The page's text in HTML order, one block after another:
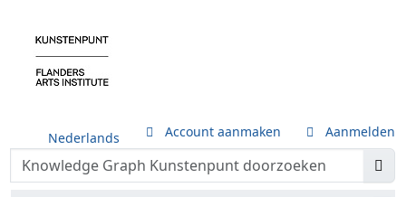
Nederlands Account aanmaken Aanmelden